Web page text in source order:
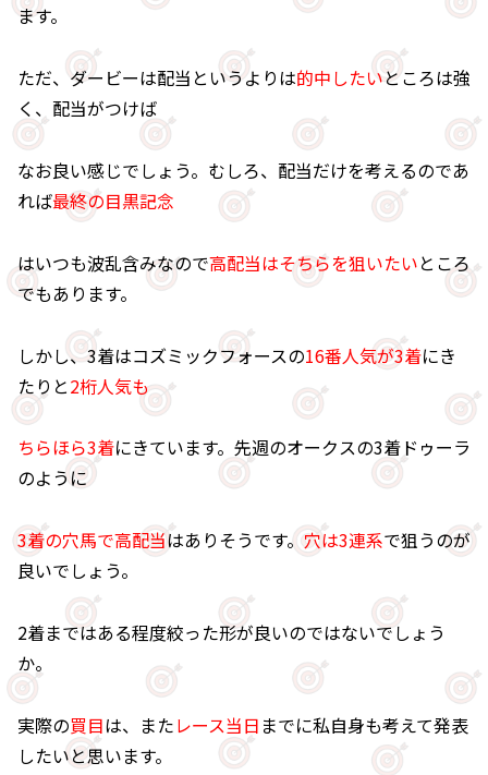
ます。
ただ、ダービーは配当というよりは的中したいところは強
く、配当がつけば
なお良い感じでしょう。むしろ、配当だけを考えるのであ
れば最終の目黒記念
はいつも波乱含みなので高配当はそちらを狙いたいところ
でもあります。
しかし、3着はコズミックフォースの16番人気が3着にき
たりと2桁人気も
ちらほら3着にきています。先週のオークスの3着ドゥーラ
のように
3着の穴馬で高配当はありそうです。 穴は3連系で狙うのが
良いでしょう。
2着まではある程度絞った形が良いのではないでしょう
か。
実際の買目は、またレース当日 までに私自身も考えて発表
したいと思います。